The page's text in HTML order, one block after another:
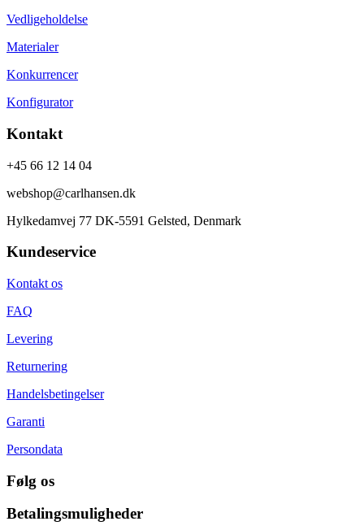
Vedligeholdelse
Materialer
Konkurrencer
Konfigurator
Kontakt
+45 66 12 14 04
webshop@carlhansen.dk
Hylkedamvej 77 DK-5591 Gelsted, Denmark
Kundeservice
Kontakt os
FAQ
Levering
Returnering
Handelsbetingelser
Garanti
Persondata
Følg os
Betalingsmuligheder